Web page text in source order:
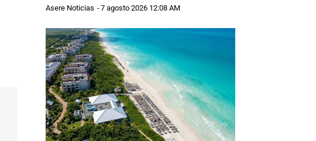
Asere Noticias -7 agosto 2026 12:08 AM